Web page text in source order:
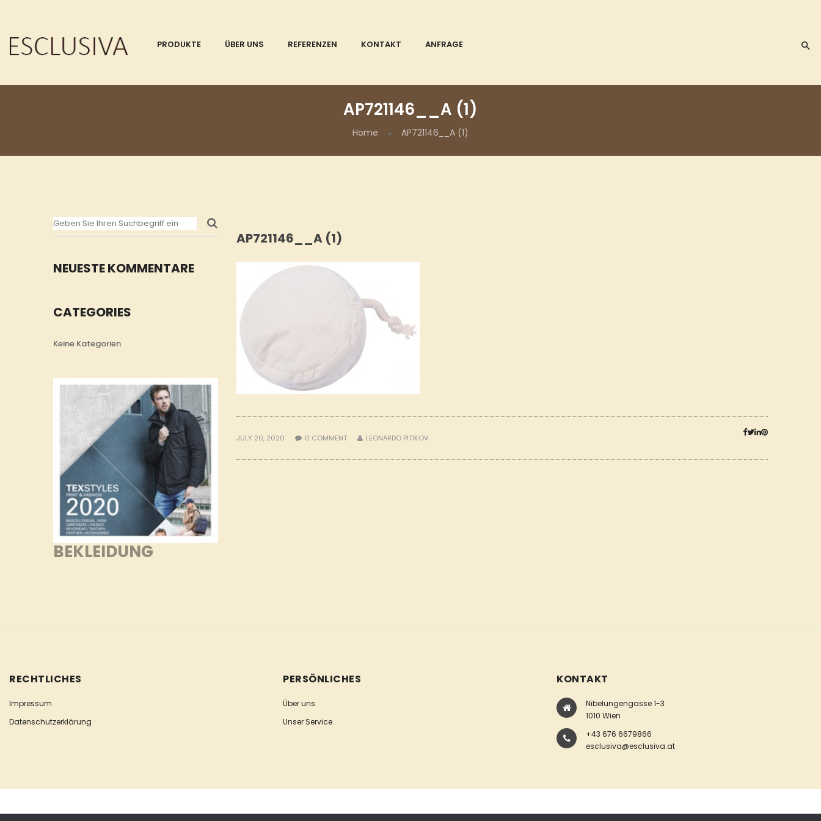
PRODUKTE ÜBER UNS REFERENZEN KONTAKT ANFRAGE
AP721146__A (1)
Home AP721146__A (1)
NEUESTE KOMMENTARE
CATEGORIES
Keine Kategorien
BEKLEIDUNG
AP721146__A (1)
JULY 20, 2020 0 COMMENT LEONARDO PITIKOV
RECHTLICHES
Impressum
Datenschutzerklärung
PERSÖNLICHES
Über uns
Unser Service
KONTAKT
Nibelungengasse 1-3
1010 Wien
+43 676 6679866
esclusiva@esclusiva.at